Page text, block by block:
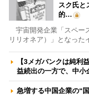
スク氏と
的…
宇宙開発企業「スペー
リリオネア）」となった
【3メガバンクは純利
益続出の一方で、中
急増する中国企業の“